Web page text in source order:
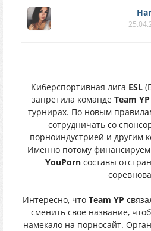
Киберспортивная лига ESL
запретила команде Team YP
турнирах. По новым
сотрудничать со
порноиндустрией и другим
Именно потому
YouPorn составы
Интересно, что Team YP
сменить свое название,
намекало на порносайт.